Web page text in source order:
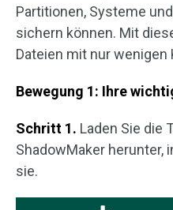
Partitionen, Systeme
sichern können. Mit
Dateien mit nur wenigen
Bewegung 1: Ihre
Schritt 1. Laden Sie die
ShadowMaker herunter,
sie.